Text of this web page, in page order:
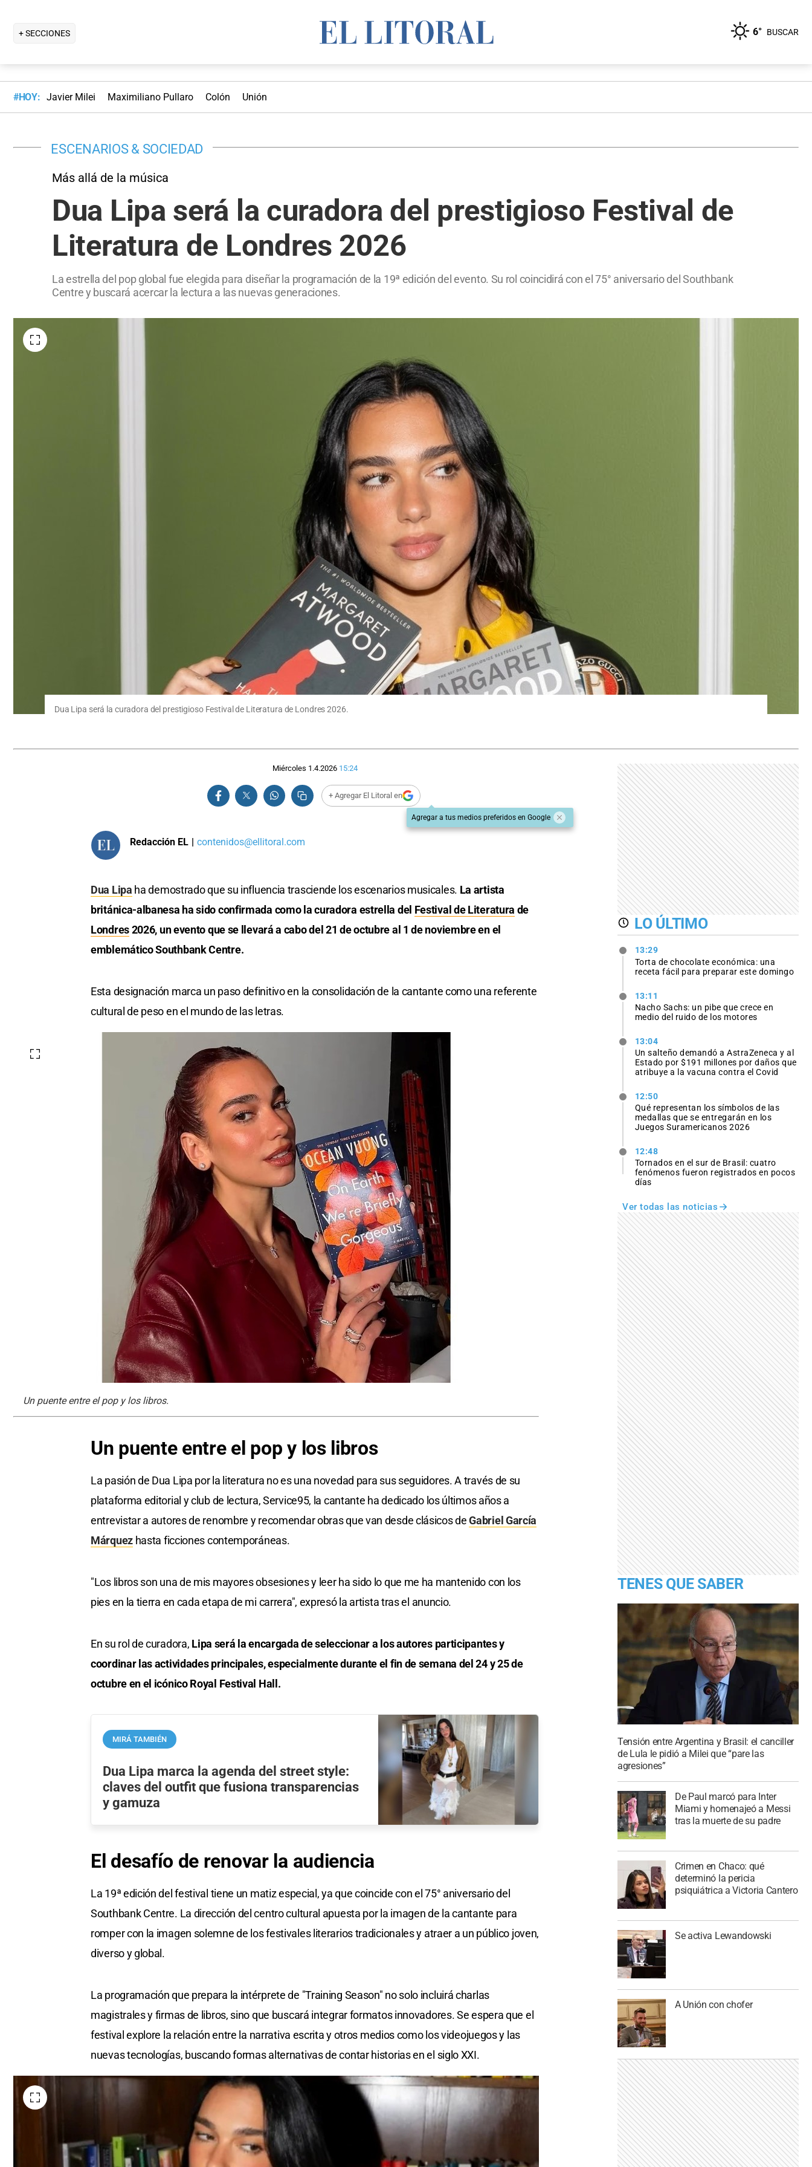
+ SECCIONES 6° BUSCAR
#HOY: Javier Milei Maximiliano Pullaro Colón Unión
ESCENARIOS & SOCIEDAD
Más allá de la música
Dua Lipa será la curadora del prestigioso Festival de
Literatura de Londres 2026
La estrella del pop global fue elegida para diseñar la programación de la 19ª edición del evento. Su rol coincidirá con el 75° aniversario del Southbank
Centre y buscará acercar la lectura a las nuevas generaciones.
Dua Lipa será la curadora del prestigioso Festival de Literatura de Londres 2026.
Miércoles 1.4.2026 15:24
+ Agregar El Litoral en
Agregar a tus medios preferidos en Google
Redacción EL | contenidos@ellitoral.com
Dua Lipa ha demostrado que su influencia trasciende los escenarios musicales. La artista
británica-albanesa ha sido confirmada como la curadora estrella del Festival de Literatura de
Londres2026, un evento que se llevará a cabo del 21 de octubre al 1 de noviembre en el
emblemático Southbank Centre.
Esta designación marca un paso definitivo en la consolidación de la cantante como una referente
cultural de peso en el mundo de las letras.
Un puente entre el pop y los libros.
Un puente entre el pop y los libros
La pasión de Dua Lipa por la literatura no es una novedad para sus seguidores. A través de su
plataforma editorial y club de lectura, Service95, la cantante ha dedicado los últimos años a
entrevistar a autores de renombre y recomendar obras que van desde clásicos deGabriel García
Márquezhasta ficciones contemporáneas.
"Los libros son una de mis mayores obsesiones y leer ha sido lo que me ha mantenido con los
pies en la tierra en cada etapa de mi carrera", expresó la artista tras el anuncio.
En su rol de curadora, Lipa será la encargada de seleccionar a los autores participantes y
coordinar las actividades principales, especialmente durante el fin de semana del 24 y 25 de
octubre en el icónico Royal Festival Hall.
MIRÁ TAMBIÉN
Dua Lipa marca la agenda del street style:
claves del outfit que fusiona transparencias
y gamuza
El desafío de renovar la audiencia
La 19ª edición del festival tiene un matiz especial, ya que coincide con el 75° aniversario del
Southbank Centre. La dirección del centro cultural apuesta por la imagen de la cantante para
romper con la imagen solemne de los festivales literarios tradicionales y atraer a un público joven,
diverso y global.
La programación que prepara la intérprete de "Training Season" no solo incluirá charlas
magistrales y firmas de libros, sino que buscará integrar formatos innovadores. Se espera que el
festival explore la relación entre la narrativa escrita y otros medios como los videojuegos y las
nuevas tecnologías, buscando formas alternativas de contar historias en el siglo XXI.
LO ÚLTIMO
13:29
Torta de chocolate económica: una
receta fácil para preparar este domingo
13:11
Nacho Sachs: un pibe que crece en
medio del ruido de los motores
13:04
Un salteño demandó a AstraZeneca y al
Estado por $191 millones por daños que
atribuye a la vacuna contra el Covid
12:50
Qué representan los símbolos de las
medallas que se entregarán en los
Juegos Suramericanos 2026
12:48
Tornados en el sur de Brasil: cuatro
fenómenos fueron registrados en pocos
días
Ver todas las noticias
TENES QUE SABER
Tensión entre Argentina y Brasil: el canciller
de Lula le pidió a Milei que “pare las
agresiones”
De Paul marcó para Inter
Miami y homenajeó a Messi
tras la muerte de su padre
Crimen en Chaco: qué
determinó la pericia
psiquiátrica a Victoria Cantero
Se activa Lewandowski
A Unión con chofer